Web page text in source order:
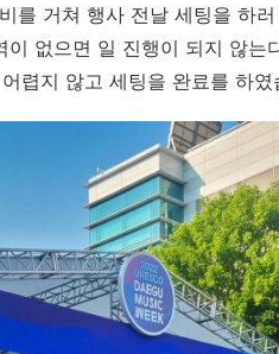
를 거쳐 행사 전날 세팅을 하
없으면 일 진행이 되지 않는
렵지 않고 세팅을 완료를 하였